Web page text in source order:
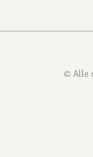
© Alle